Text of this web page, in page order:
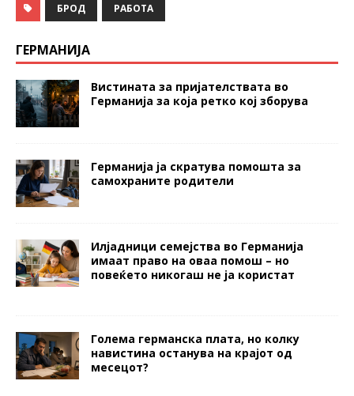
БРОД РАБОТА
ГЕРМАНИЈА
Вистината за пријателствата во
Германија за која ретко кој зборува
Германија ја скратува помошта за
самохраните родители
Илјадници семејства во Германија
имаат право на оваа помош – но
повеќето никогаш не ја користат
Голема германска плата, но колку
навистина останува на крајот од
месецот?